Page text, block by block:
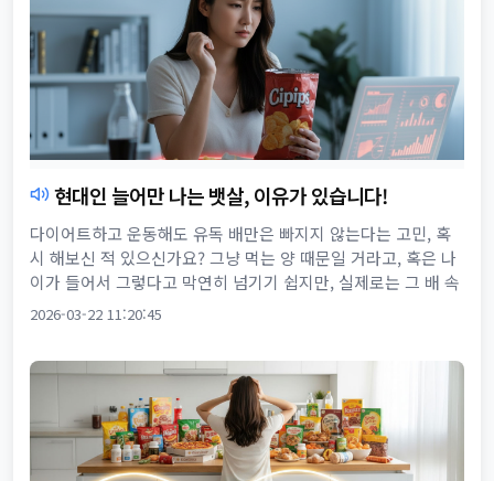
현대인 늘어만 나는 뱃살, 이유가 있습니다!
다이어트하고 운동해도 유독 배만은 빠지지 않는다는 고민, 혹
시 해보신 적 있으신가요? 그냥 먹는 양 때문일 거라고, 혹은 나
이가 들어서 그렇다고 막연히 넘기기 쉽지만, 실제로는 그 배 속
에 호르몬이라는 강력한 설계자의 힘이 숨어 있습니다. 오늘은
2026-03-22 11:20:45